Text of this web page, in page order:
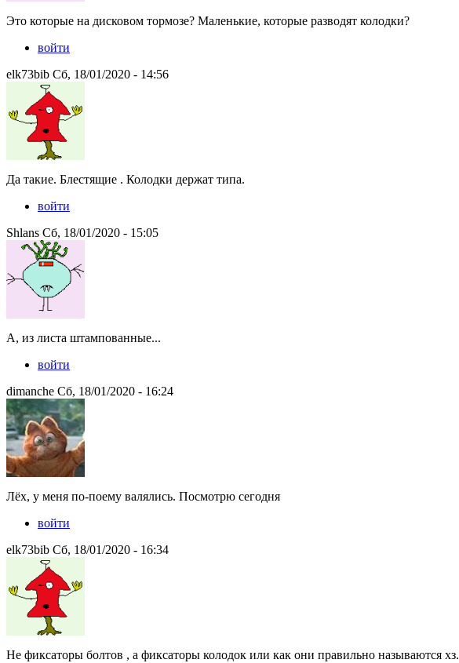
Это которые на дисковом тормозе? Маленькие, которые разводят колодки?
войти
elk73bib Сб, 18/01/2020 - 14:56
Да такие. Блестящие . Колодки держат типа.
войти
Shlans Сб, 18/01/2020 - 15:05
А, из листа штампованные...
войти
dimanche Сб, 18/01/2020 - 16:24
Лёх, у меня по-поему валялись. Посмотрю сегодня
войти
elk73bib Сб, 18/01/2020 - 16:34
Не фиксаторы болтов , а фиксаторы колодок или как они правильно называются хз.